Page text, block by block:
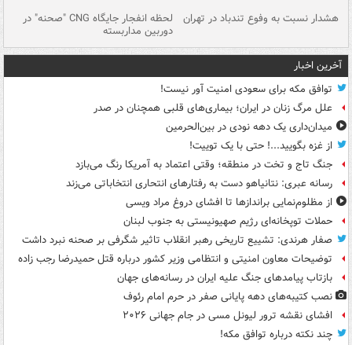
هشدار نسبت به وفوع تندباد در تهران لحظه انفجار جایگاه CNG "صحنه" در
دوربین مداربسته
آخرین اخبار
توافق مکه برای سعودی امنیت آور نیست!
علل مرگ زنان در ایران؛ بیماری‌های قلبی همچنان در صدر
میدان‌داری یک دهه نودی در بین‌الحرمین
از غزه بگویید...! حتی با یک توییت!
جنگ تاج و تخت در منطقه؛ وقتی اعتماد به آمریکا رنگ می‌بازد
رسانه عبری: نتانیاهو دست به رفتارهای انتحاری انتخاباتی می‌زند
از مظلوم‌نمایی براندازها تا افشای دروغ مراد ویسی
حملات توپخانه‌ای رژیم صهیونیستی به جنوب لبنان
صفار هرندی: تشییع تاریخی رهبر انقلاب تاثیر شگرفی بر صحنه نبرد داشت
توضیحات معاون امنیتی و انتظامی وزیر کشور درباره قتل حمیدرضا رجب زاده
بازتاب پیامدهای جنگ علیه ایران در رسانه‌های جهان
نصب کتیبه‌های دهه پایانی صفر در حرم امام رئوف
افشای نقشه ترور لیونل مسی در جام جهانی ۲۰۲۶
چند نکته درباره توافق مکه!